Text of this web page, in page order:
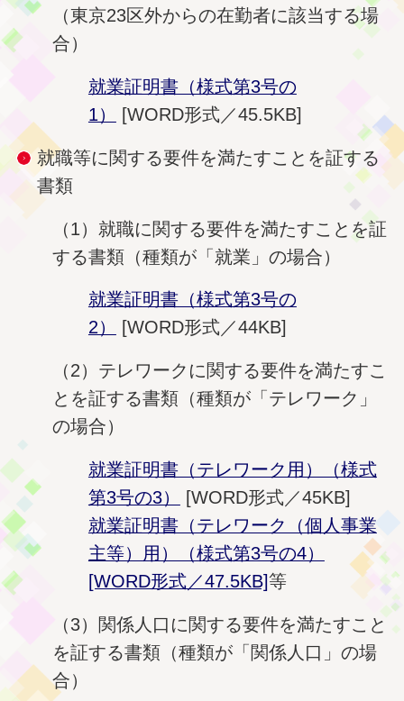
（東京23区外からの在勤者に該当する場
合）
就業証明書（様式第3号の
1）
[WORD形式／45.5KB]
就職等に関する要件を満たすことを証する
書類
（1）就職に関する要件を満たすことを証
する書類（種類が「就業」の場合）
就業証明書（様式第3号の
2）
[WORD形式／44KB]
（2）テレワークに関する要件を満たすこ
とを証する書類（種類が「テレワーク」
の場合）
就業証明書（テレワーク用）（様式
第3号の3）
[WORD形式／45KB]
就業証明書（テレワーク（個人事業
主等）用）（様式第3号の4）
[WORD形式／47.5KB]等
（3）関係人口に関する要件を満たすこと
を証する書類（種類が「関係人口」の場
合）